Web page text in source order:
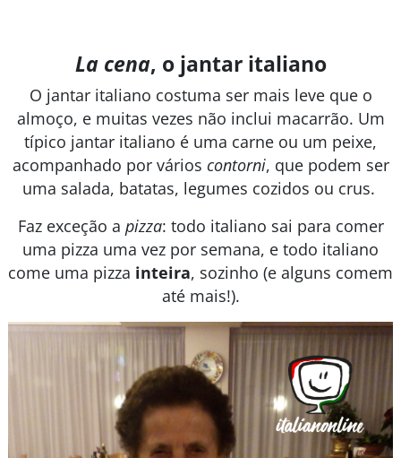
La cena, o jantar italiano
O jantar italiano costuma ser mais leve que o
almoço, e muitas vezes não inclui macarrão. Um
típico jantar italiano é uma carne ou um peixe,
acompanhado por vários contorni, que podem ser
uma salada, batatas, legumes cozidos ou crus.
Faz exceção a pizza: todo italiano sai para comer
uma pizza uma vez por semana, e todo italiano
come uma pizza inteira, sozinho (e alguns comem
até mais!).